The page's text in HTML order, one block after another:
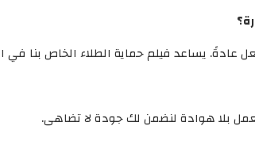
عادةً. يساعد فيلم حماية الطلاء الخاص بنا
بلا هوادة لنضمن لك جودة لا تضاهى.